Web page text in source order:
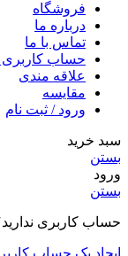
فروشگاه
درباره ما
تماس با ما
حساب
علاقه مندی
مقايسه
ورود / ثبت نام
سبد خرید
بستن
ورود
بستن
حساب کاربری